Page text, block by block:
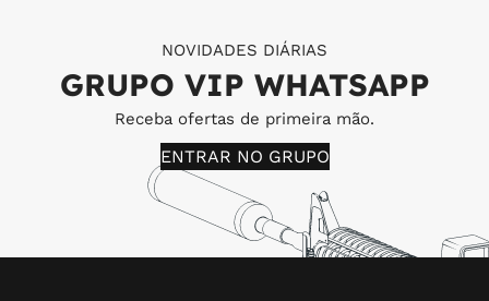
NOVIDADES DIÁRIAS
GRUPO VIP WHATSAPP
Receba ofertas de primeira mão.
ENTRAR NO GRUPO